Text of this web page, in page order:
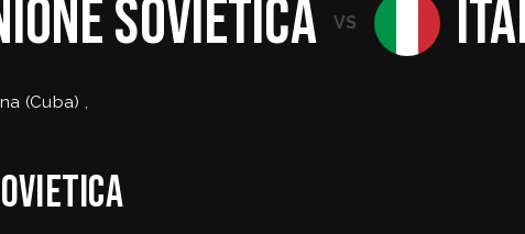
SPOC
Regionali
Sovietica VS
(Cuba) ,